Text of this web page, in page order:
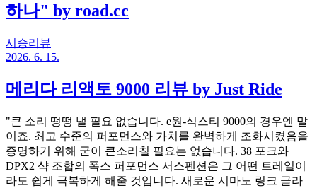
하나" by road.cc
시승리뷰
2026. 6. 15.
메리다 리액토 9000 리뷰 by Just Ride
"큰 소리 떵떵 낼 필요 없습니다. e원-식스티 9000의 경우엔 말
이죠. 최고 수준의 퍼포먼스와 가치를 완벽하게 조화시켰음을
증명하기 위해 굳이 큰소리칠 필요는 없습니다. 38 포크와
DPX2 샥 조합의 폭스 퍼포먼스 서스펜션은 그 어떤 트레일이
라도 쉽게 극복하게 해줄 것입니다. 새로운 시마노 링크 글라